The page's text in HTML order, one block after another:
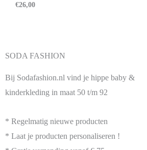
€26,00
SODA FASHION
Bij Sodafashion.nl vind je hippe baby &
kinderkleding in maat 50 t/m 92
* Regelmatig nieuwe producten
* Laat je producten personaliseren !